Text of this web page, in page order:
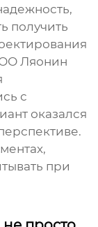
получить
Ляонин
с
оказался
при